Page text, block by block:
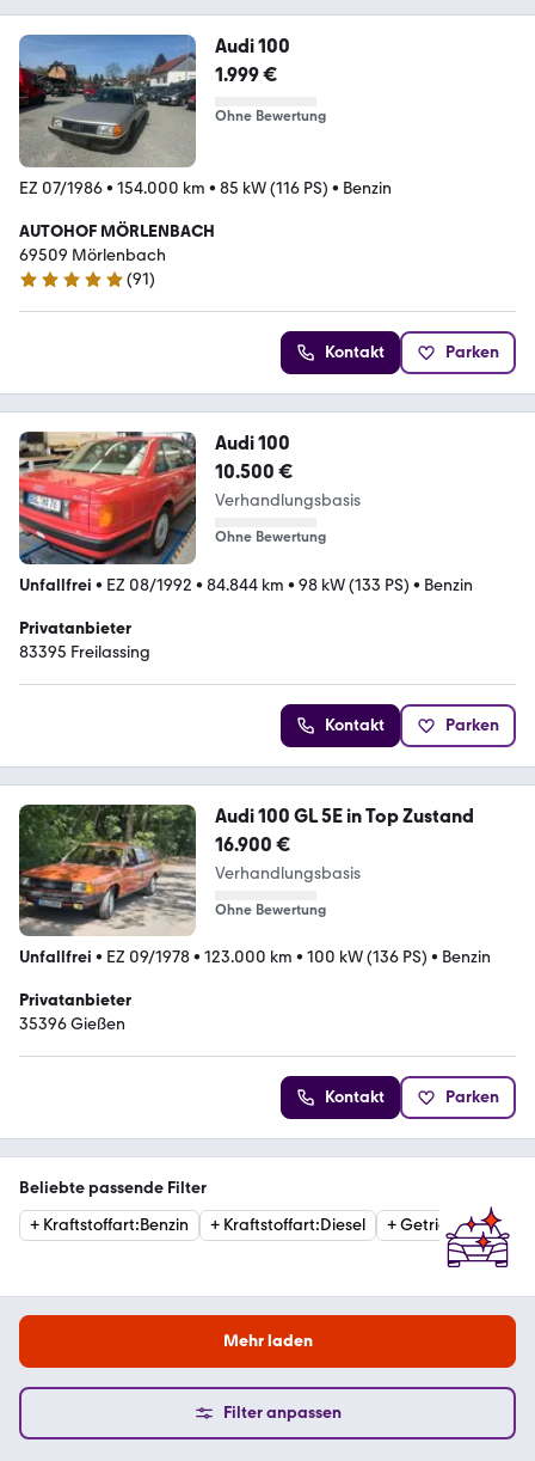
Audi 100
1.999 €
Ohne Bewertung
EZ 07/1986• 154.000 km • 85 kW (116 PS) • Benzin
AUTOHOF MÖRLENBACH
69509 Mörlenbach
5 Sterne
(91)
Kontakt Parken
Audi 100
10.500 €
Verhandlungsbasis
Ohne Bewertung
Unfallfrei • EZ 08/1992 • 84.844 km • 98 kW (133 PS) • Benzin
Privatanbieter
83395 Freilassing
Kontakt Parken
Audi 100 GL 5E in Top Zustand
16.900 €
Verhandlungsbasis
Ohne Bewertung
Unfallfrei • EZ 09/1978• 123.000 km • 100 kW (136 PS) • Benzin
Privatanbieter
35396 Gießen
Kontakt Parken
Beliebte passende Filter
+ Kraftstoffart:Benzin + Kraftstoffart:Diesel +Getriebe:
Mehr laden
Filter anpassen